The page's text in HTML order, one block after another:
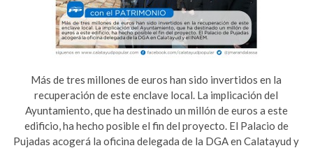
Más de tres millones de euros han sido invertidos en la
recuperación de este enclave local. La implicación del
Ayuntamiento, que ha destinado un millón de euros a este
edificio, ha hecho posible el fin del proyecto. El Palacio de
Pujadas acogerá la oficina delegada de la DGA en Calatayud y